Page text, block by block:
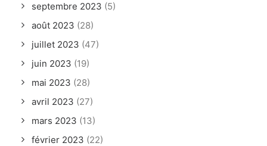
septembre 2023 (5)
août 2023 (28)
juillet 2023 (47)
juin 2023 (19)
mai 2023 (28)
avril 2023 (27)
mars 2023 (13)
février 2023 (22)